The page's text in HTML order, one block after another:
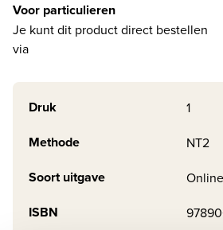
Voor particulieren
Je kunt dit product direct bestellen
via
Druk 1
Methode NT2
Soort uitgave
ISBN